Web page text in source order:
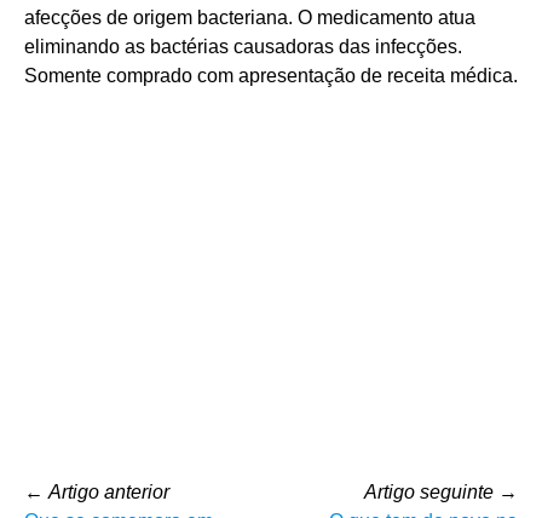
afecções de origem bacteriana. O medicamento atua
eliminando as bactérias causadoras das infecções.
Somente comprado com apresentação de receita médica.
← Artigo anterior
Artigo seguinte →